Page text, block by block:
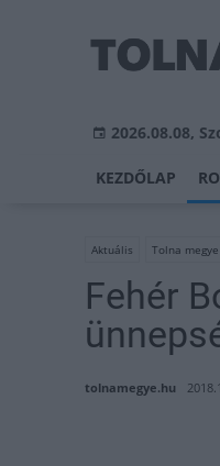
2026.08.08,
KEZDŐLAP
Aktuális Tolna megye
Fehér
tolnamegye.hu